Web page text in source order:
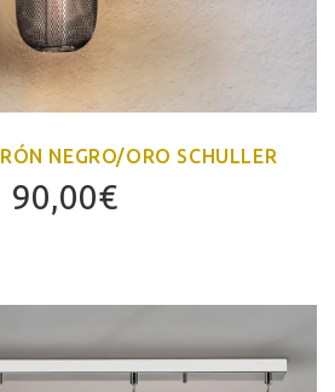
NEGRO/ORO SCHULLER
90,00€